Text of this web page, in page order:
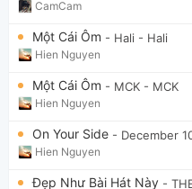
CamCam
Một Cái Ôm - Hali - Hali
Hien Nguyen
Một Cái Ôm - MCK - MCK
Hien Nguyen
On Your Side - December
Hien Nguyen
Đẹp Như Bài Hát Này -